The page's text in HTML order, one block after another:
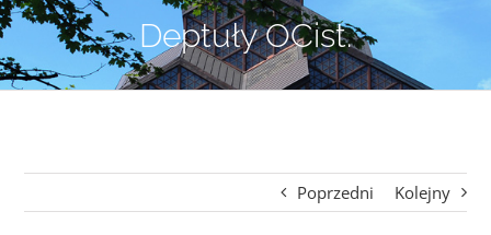
Deptuły OCist.
Poprzedni Kolejny